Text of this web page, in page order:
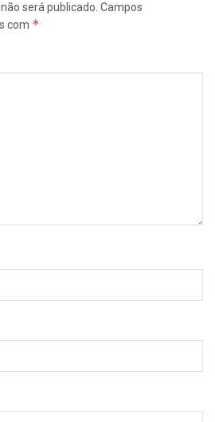
será publicado. Campos
com *